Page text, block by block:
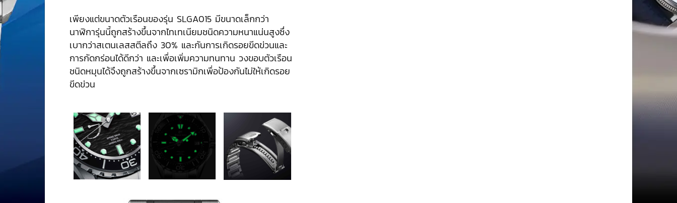
เพียงแต่ขนาดตัวเรือนของรุ่น SLGA015 มีขนาดเล็กกว่า
นาฬิการุ่นนี้ถูกสร้างขึ้นจากไทเทเนียมชนิดความหนาแน่นสูงซึ่ง
เบากว่าสเตนเลสสตีลถึง 30% และกันการเกิดรอยขีดข่วนและ
การกัดกร่อนได้ดีกว่า และเพื่อเพิ่มความทนทาน วงขอบตัวเรือน
ชนิดหมุนได้จึงถูกสร้างขึ้นจากเซรามิกเพื่อป้องกันไม่ให้เกิดรอย
ขีดข่วน